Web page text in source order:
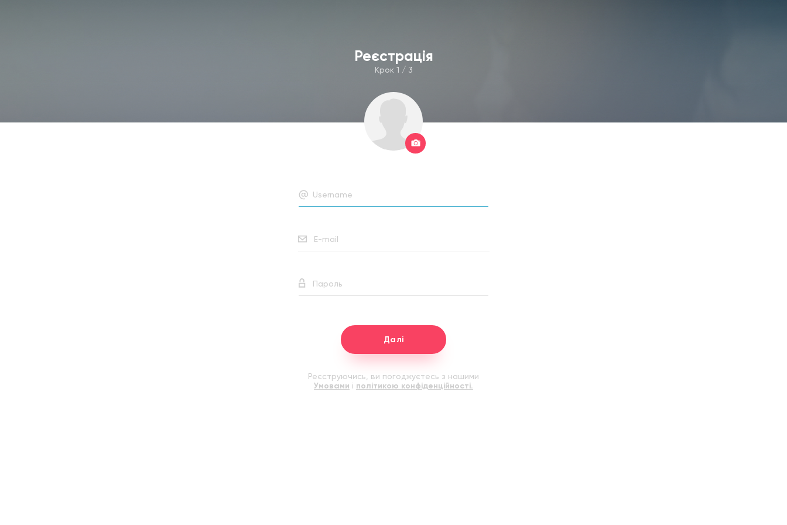
Реєстрація
Крок 1 / 3
Далі
Реєструючись, ви погоджуєтесь з нашими
Умовами і політикою конфіденційності.